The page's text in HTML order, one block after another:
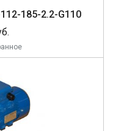
185-2.2-G110